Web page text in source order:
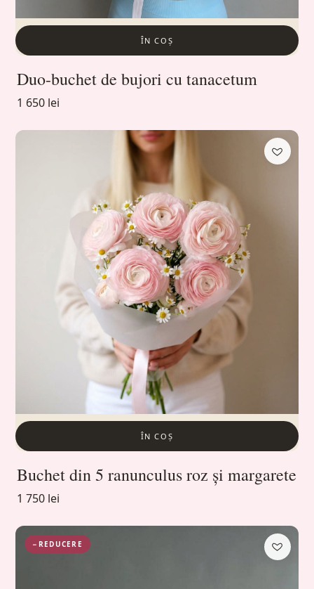
ÎN COȘ
Duo-buchet de bujori cu tanacetum
1 650 lei
ÎN COȘ
Buchet din 5 ranunculus roz și margarete
1 750 lei
−REDUCERE